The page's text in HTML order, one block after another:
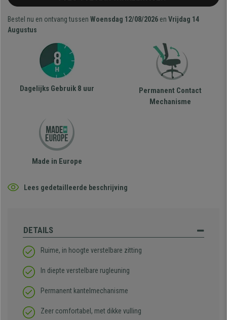
Bestel nu en ontvang tussen Woensdag 12/08/2026 en Vrijdag 14
Augustus
Dagelijks Gebruik 8 uur
Permanent Contact
Mechanisme
Made in Europe
Lees gedetailleerde beschrijving
DETAILS
Ruime, in hoogte verstelbare zitting
In diepte verstelbare rugleuning
Permanent kantelmechanisme
Zeer comfortabel, met dikke vulling